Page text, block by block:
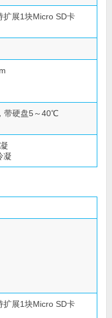
扩展1块Micro SD卡
带硬盘5～40℃
凝
扩展1块Micro SD卡